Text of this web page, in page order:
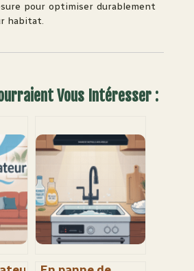
pour optimiser durablement
habitat.
Vous Intéresser :